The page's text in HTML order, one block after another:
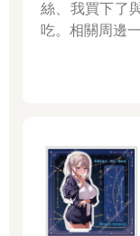
絲、我買下了
吃。相關周邊